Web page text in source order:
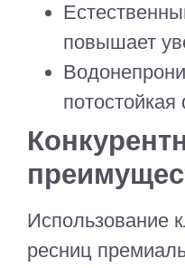
повышает
Использование
ресниц